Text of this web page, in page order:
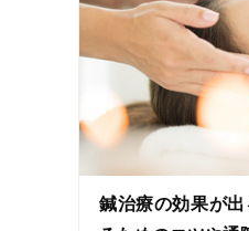
鍼治療の効果が